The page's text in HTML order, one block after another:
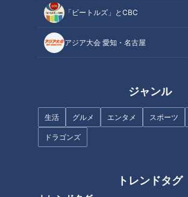
「ビートルズ」とCBC
アジア大会 愛知・名古屋
ジャンル
生活 グルメ エンタメ スポーツ
ドラゴンズ
トレンドタグ
酒は今… 伊勢志摩サミットのレ
ガシー“遺産”は？ 開催から10年
三重･志摩市の賢島
あなたの「
何ですか？